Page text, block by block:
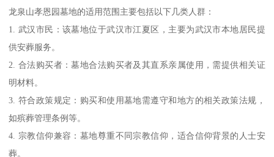
龙泉山孝恩园墓地的适用范围主要包括以下几类人群：
1. 武汉市民：该墓地位于武汉市江夏区，主要为武汉市本地居民提
供安葬服务。
2. 合法购买者：墓地合法购买者及其直系亲属使用，需提供相关证
明材料。
3. 符合政策规定：购买和使用墓地需遵守和地方的相关政策法规，
如殡葬管理条例等。
4. 宗教信仰兼容：墓地尊重不同宗教信仰，适合信仰背景的人士安
葬。